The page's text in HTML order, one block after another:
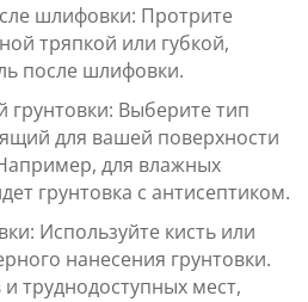
шлифовки: Протрите
тряпкой или губкой,
после шлифовки.
Выберите тип
для вашей поверхности
для влажных
грунтовка с антисептиком.
Используйте кисть или
нанесения грунтовки.
труднодоступных мест,